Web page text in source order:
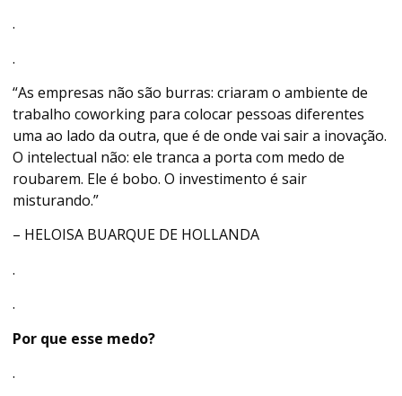
.
.
“As empresas não são burras: criaram o ambiente de
trabalho coworking para colocar pessoas diferentes
uma ao lado da outra, que é de onde vai sair a inovação.
O intelectual não: ele tranca a porta com medo de
roubarem. Ele é bobo. O investimento é sair
misturando.”
– HELOISA BUARQUE DE HOLLANDA
.
.
Por que esse medo?
.